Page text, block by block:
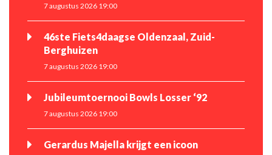
7 augustus 2026 19:00
46ste Fiets4daagse Oldenzaal, Zuid-
Berghuizen
7 augustus 2026 19:00
Jubileumtoernooi Bowls Losser ‘92
7 augustus 2026 19:00
Gerardus Majella krijgt een icoon